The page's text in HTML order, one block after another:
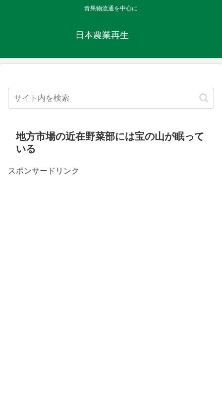
青果物流通を中心に
日本農業再生
地方市場の近在野菜部には宝の山が眠って
いる
スポンサードリンク